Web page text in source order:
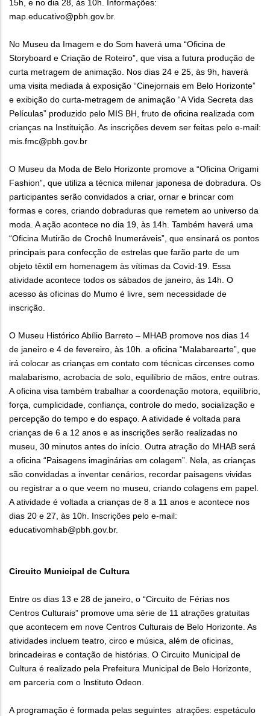
15h, e no dia 28, às 10h. Informações:
map.educativo@pbh.gov.br.
No Museu da Imagem e do Som haverá uma “Oficina de
Storyboard e Criação de Roteiro”, que visa a futura produção de
curta metragem de animação. Nos dias 24 e 25, às 9h, haverá
uma visita mediada à exposição “Cinejornais em Belo Horizonte”
e exibição do curta-metragem de animação “A Vida Secreta das
Películas” produzido pelo MIS BH, fruto de oficina realizada com
crianças na Instituição. As inscrições devem ser feitas pelo e-mail:
mis.fmc@pbh.gov.br
O Museu da Moda de Belo Horizonte promove a “Oficina Origami
Fashion”, que utiliza a técnica milenar japonesa de dobradura. Os
participantes serão convidados a criar, ornar e brincar com
formas e cores, criando dobraduras que remetem ao universo da
moda. A ação acontece no dia 19, às 14h. Também haverá uma
“Oficina Mutirão de Crochê Inumeráveis”, que ensinará os pontos
principais para confecção de estrelas que farão parte de um
objeto têxtil em homenagem às vítimas da Covid-19. Essa
atividade acontece todos os sábados de janeiro, às 14h. O
acesso às oficinas do Mumo é livre, sem necessidade de
inscrição.
O Museu Histórico Abílio Barreto – MHAB promove nos dias 14
de janeiro e 4 de fevereiro, às 10h. a oficina “Malabarearte”, que
irá colocar as crianças em contato com técnicas circenses como
malabarismo, acrobacia de solo, equilíbrio de mãos, entre outras.
A oficina visa também trabalhar a coordenação motora, equilíbrio,
força, cumplicidade, confiança, controle do medo, socialização e
percepção do tempo e do espaço. A atividade é voltada para
crianças de 6 a 12 anos e as inscrições serão realizadas no
museu, 30 minutos antes do início. Outra atração do MHAB será
a oficina “Paisagens imaginárias em colagem”. Nela, as crianças
são convidadas a inventar cenários, recordar paisagens vividas
ou registrar a o que veem no museu, criando colagens em papel.
A atividade é voltada a crianças de 8 a 11 anos e acontece nos
dias 20 e 27, às 10h. Inscrições pelo e-mail:
educativomhab@pbh.gov.br.
Circuito Municipal de Cultura
Entre os dias 13 e 28 de janeiro, o “Circuito de Férias nos
Centros Culturais” promove uma série de 11 atrações gratuitas
que acontecem em nove Centros Culturais de Belo Horizonte. As
atividades incluem teatro, circo e música, além de oficinas,
brincadeiras e contação de histórias. O Circuito Municipal de
Cultura é realizado pela Prefeitura Municipal de Belo Horizonte,
em parceria com o Instituto Odeon.
A programação é formada pelas seguintes atrações: espetáculo